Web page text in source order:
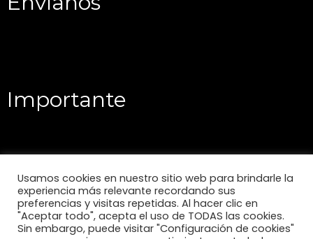
Importante
Usamos cookies en nuestro sitio web para brindarle la
experiencia más relevante recordando sus
preferencias y visitas repetidas. Al hacer clic en
"Aceptar todo", acepta el uso de TODAS las cookies.
Sin embargo, puede visitar "Configuración de cookies"